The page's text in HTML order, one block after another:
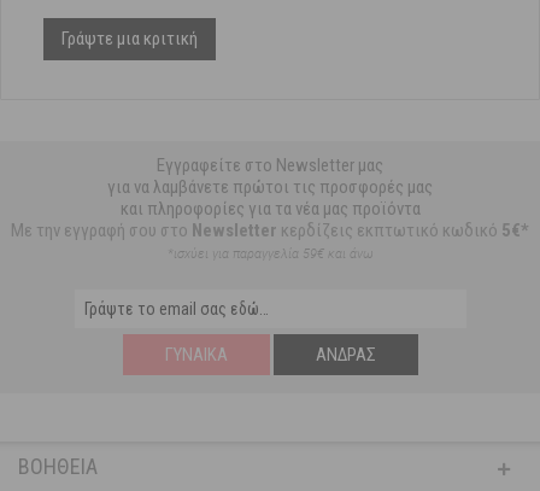
Γράψτε μια κριτική
Εγγραφείτε στο Newsletter μας
για να λαμβάνετε πρώτοι τις προσφορές μας
και πληροφορίες για τα νέα μας προϊόντα
Με την εγγραφή σου στο Newsletter κερδίζεις εκπτωτικό κωδικό 5€*
*ισχύει για παραγγελία 59€ και άνω
ΓΥΝΑΊΚΑ ΆΝΔΡΑΣ
ΒΟΉΘΕΙΑ